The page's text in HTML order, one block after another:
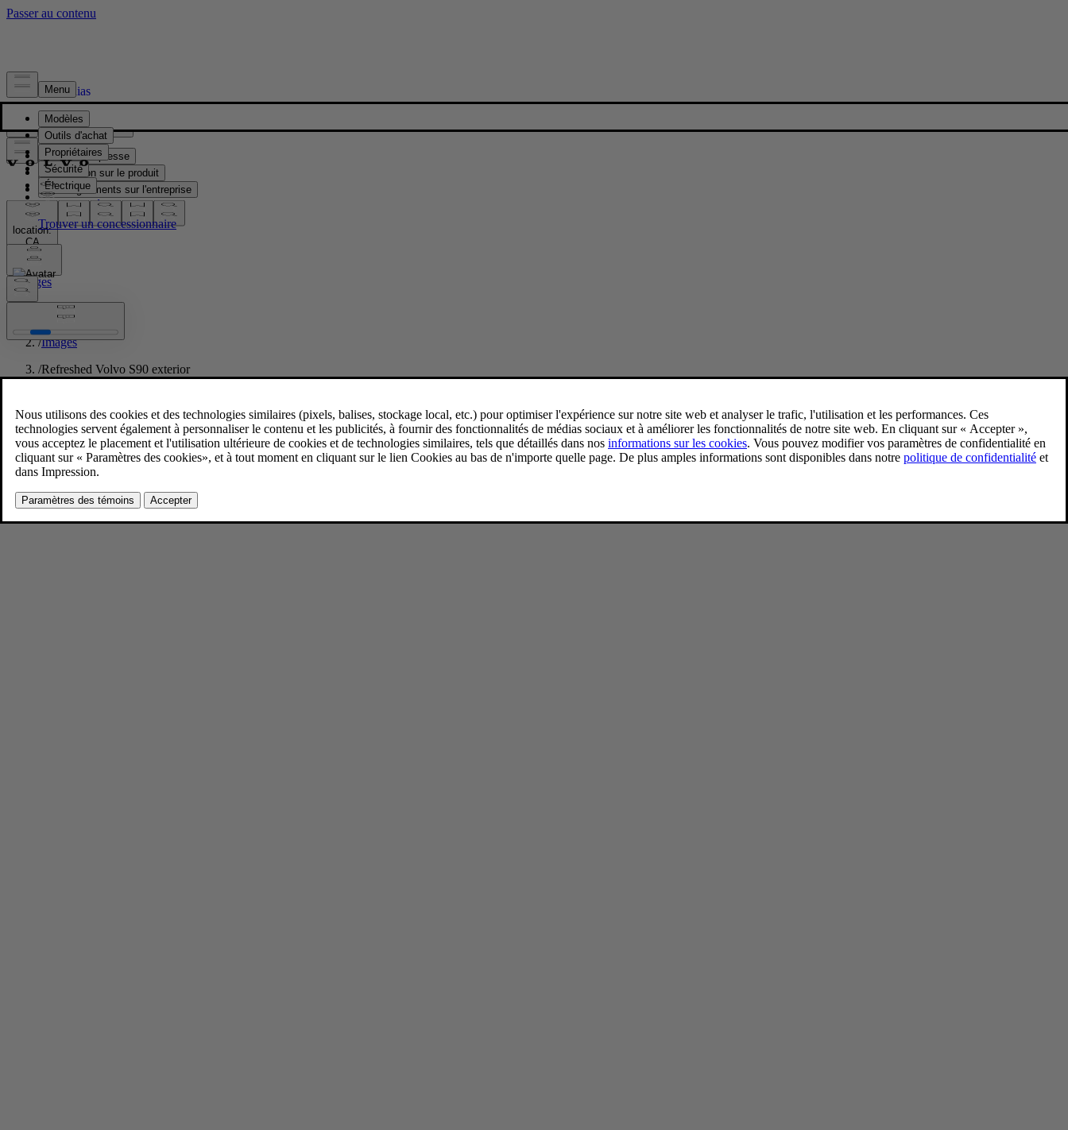
Presse & Médias
Matériel de presse
Information sur le produit
Renseignements sur l'entreprise
Contacts médias
location:
CA
Images
Accueil
/Images
/Refreshed Volvo S90 exterior